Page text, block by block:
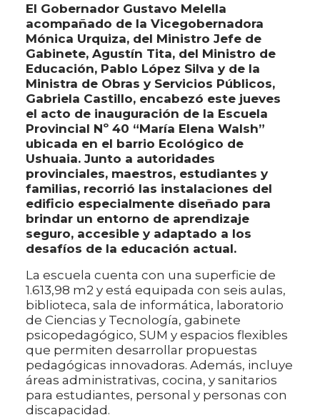
El Gobernador Gustavo Melella
acompañado de la Vicegobernadora
Mónica Urquiza, del Ministro Jefe de
Gabinete, Agustín Tita, del Ministro de
Educación, Pablo López Silva y de la
Ministra de Obras y Servicios Públicos,
Gabriela Castillo, encabezó este jueves
el acto de inauguración de la Escuela
Provincial Nº 40 “María Elena Walsh”
ubicada en el barrio Ecológico de
Ushuaia. Junto a autoridades
provinciales, maestros, estudiantes y
familias, recorrió las instalaciones del
edificio especialmente diseñado para
brindar un entorno de aprendizaje
seguro, accesible y adaptado a los
desafíos de la educación actual.
La escuela cuenta con una superficie de
1.613,98 m2 y está equipada con seis aulas,
biblioteca, sala de informática, laboratorio
de Ciencias y Tecnología, gabinete
psicopedagógico, SUM y espacios flexibles
que permiten desarrollar propuestas
pedagógicas innovadoras. Además, incluye
áreas administrativas, cocina, y sanitarios
para estudiantes, personal y personas con
discapacidad.